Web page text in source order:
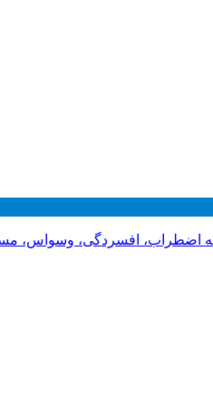
اضطراب، افسردگی، وسواس،